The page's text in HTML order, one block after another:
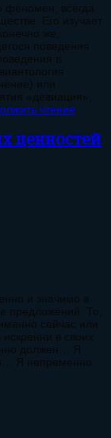
всегда
Его изучает
же,
поведения
в
или
«девиация»,
чтение
ценностей
и значимо в
предложений. То,
сейчас или
в своих
должен… Я
Я непременно